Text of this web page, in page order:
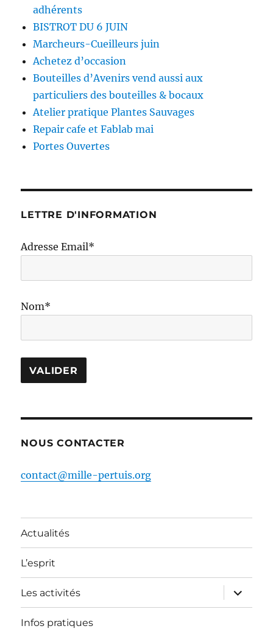
adhérents
BISTROT DU 6 JUIN
Marcheurs-Cueilleurs juin
Achetez d’occasion
Bouteilles d’Avenirs vend aussi aux
particuliers des bouteilles & bocaux
Atelier pratique Plantes Sauvages
Repair cafe et Fablab mai
Portes Ouvertes
LETTRE D'INFORMATION
Adresse Email*
Nom*
NOUS CONTACTER
contact@mille-pertuis.org
Actualités
L’esprit
Les activités
ouvrir
le
sous-
Infos pratiques